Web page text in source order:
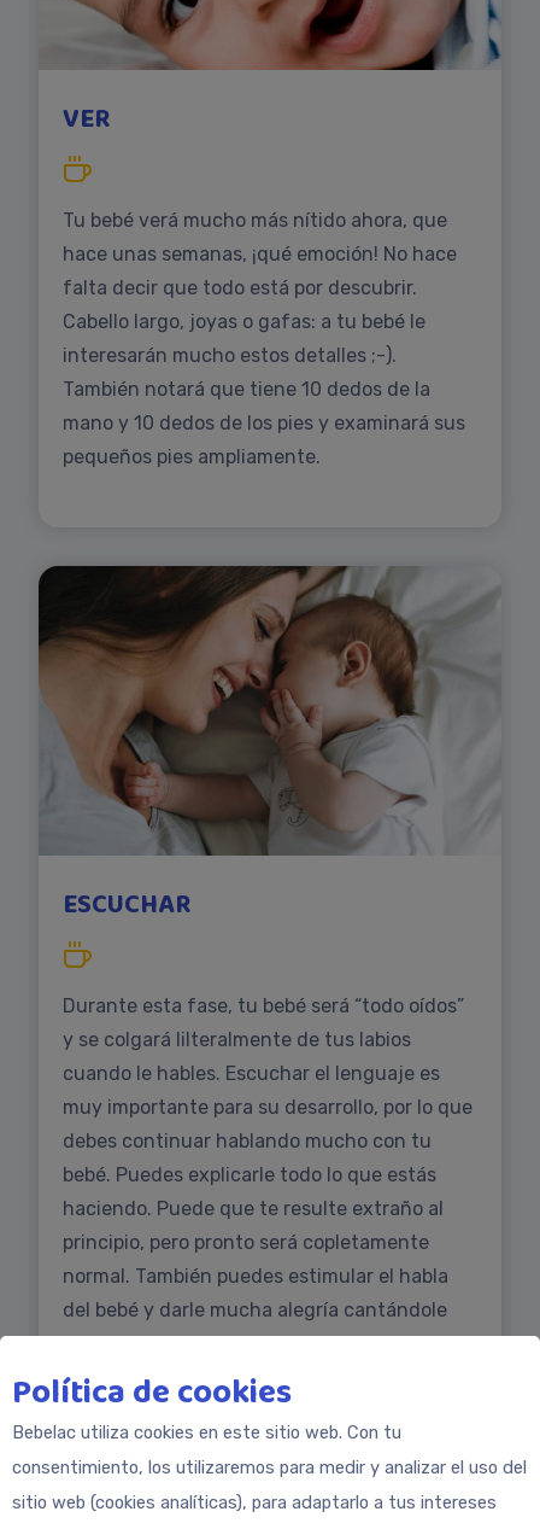
VER
Tu bebé verá mucho más nítido ahora, que
hace unas semanas, ¡qué emoción! No hace
falta decir que todo está por descubrir.
Cabello largo, joyas o gafas: a tu bebé le
interesarán mucho estos detalles ;-).
También notará que tiene 10 dedos de la
mano y 10 dedos de los pies y examinará sus
pequeños pies ampliamente.
ESCUCHAR
Durante esta fase, tu bebé será “todo oídos”
y se colgará lilteralmente de tus labios
cuando le hables. Escuchar el lenguaje es
muy importante para su desarrollo, por lo que
debes continuar hablando mucho con tu
bebé. Puedes explicarle todo lo que estás
haciendo. Puede que te resulte extraño al
principio, pero pronto será copletamente
normal. También puedes estimular el habla
del bebé y darle mucha alegría cantándole
canciones infantiles.
Política de cookies
Bebelac utiliza cookies en este sitio web. Con tu
consentimiento, los utilizaremos para medir y analizar el uso del
sitio web (cookies analíticas), para adaptarlo a tus intereses